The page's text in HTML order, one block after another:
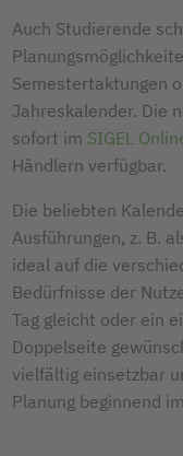
Auch Studierende
Semestertaktungen
Jahreskalender. Die
sofort im SIGEL
Händlern verfügbar.
Die beliebten
Ausführungen, z. B.
ideal auf die
Bedürfnisse der
Tag gleicht oder ein
Doppelseite
vielfältig einsetzbar
Planung beginnend